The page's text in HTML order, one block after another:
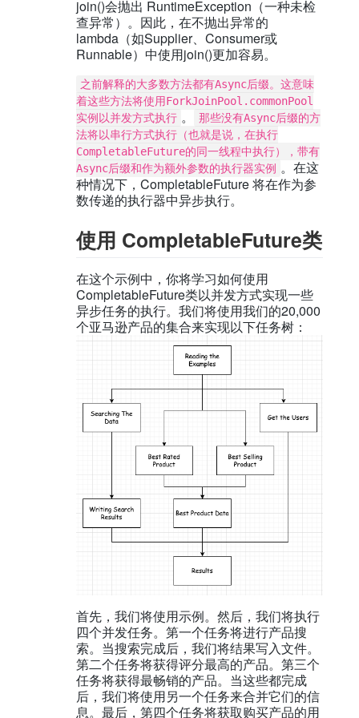
join()会抛出 RuntimeException（一种未检
查异常）。因此，在不抛出异常的
lambda（如Supplier、Consumer或
Runnable）中使用join()更加容易。
之前解释的大多数方法都有Async后缀。这意味
着这些方法将使用ForkJoinPool.commonPool
实例以并发方式执行 。
那些没有Async后缀的方
法将以串行方式执行（也就是说，在执行
CompletableFuture的同一线程中执行），带有
Async后缀和作为额外参数的执行器实例 。在这
种情况下，CompletableFuture 将在作为参
数传递的执行器中异步执行。
使用 CompletableFuture类
在这个示例中，你将学习如何使用
CompletableFuture类以并发方式实现一些
异步任务的执行。我们将使用我们的20,000
个亚马逊产品的集合来实现以下任务树：
首先，我们将使用示例。然后，我们将执行
四个并发任务。第一个任务将进行产品搜
索。当搜索完成后，我们将结果写入文件。
第二个任务将获得评分最高的产品。第三个
任务将获得最畅销的产品。当这些都完成
后，我们将使用另一个任务来合并它们的信
息。最后，第四个任务将获取购买产品的用